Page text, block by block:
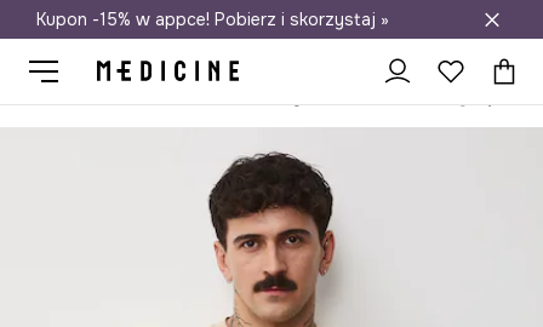
Darmowa dostawa do salonów
Kupon -15% w appce! Pobierz i skorzystaj »